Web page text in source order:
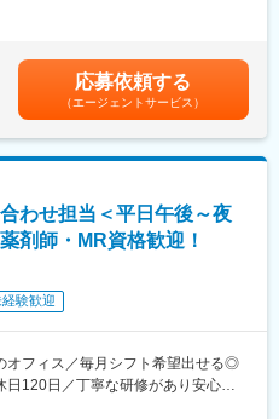
ら、患者様向けの資料、HPや広告
いツールに携わります。
るツールが変わります。
（目標管理制度による評価）■年間
■決算賞与：年1回賃金はあくまでも
て上下する可能性があります。月
記です。
応募依頼する
（エージェントサービス）
わせ担当＜平日午後～夜
剤師・MR資格歓迎！
験歓迎
オフィス／毎月シフト希望出せる◎
日120日／丁寧な研修があり安心】